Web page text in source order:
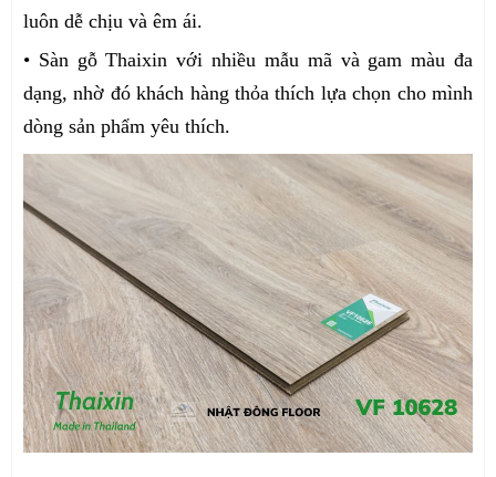
luôn dễ chịu và êm ái.
• Sàn gỗ Thaixin với nhiều mẫu mã và gam màu đa
dạng, nhờ đó khách hàng thỏa thích lựa chọn cho mình
dòng sản phẩm yêu thích.